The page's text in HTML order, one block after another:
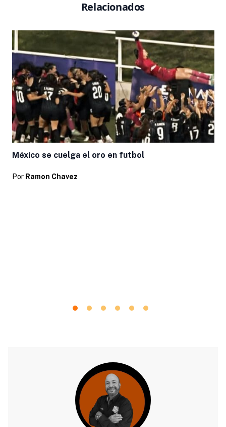
Relacionados
México se cuelga el oro en futbol
Por Ramon Chavez